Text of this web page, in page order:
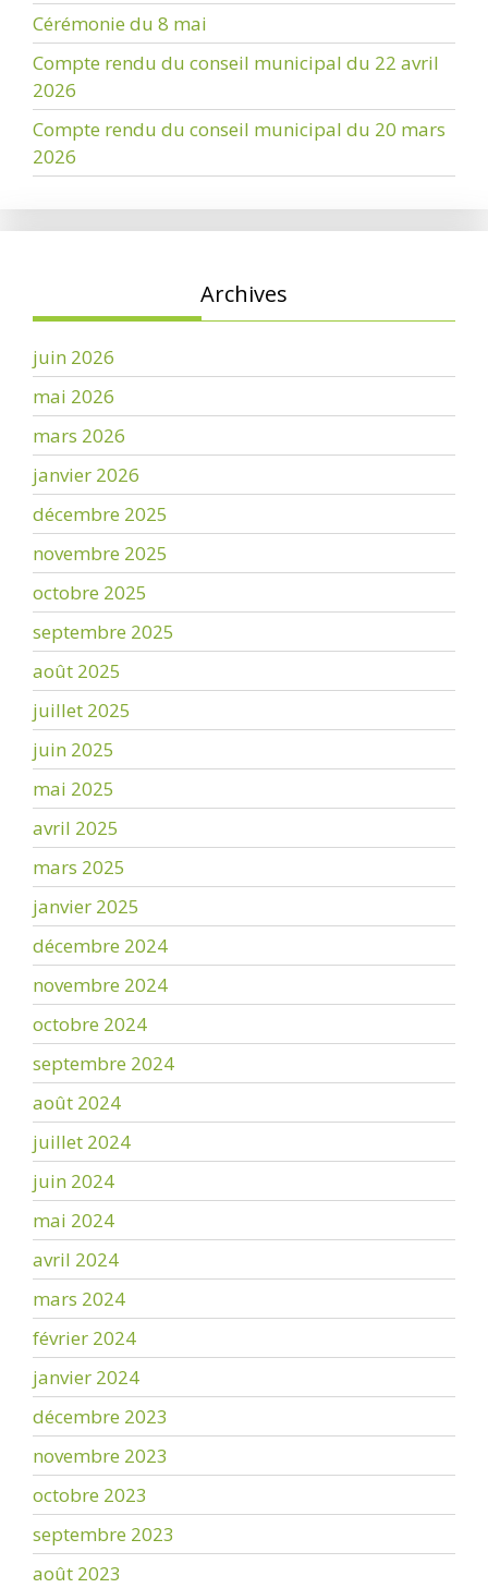
Cérémonie du 8 mai
Compte rendu du conseil municipal du 22 avril
2026
Compte rendu du conseil municipal du 20 mars
2026
Archives
juin 2026
mai 2026
mars 2026
janvier 2026
décembre 2025
novembre 2025
octobre 2025
septembre 2025
août 2025
juillet 2025
juin 2025
mai 2025
avril 2025
mars 2025
janvier 2025
décembre 2024
novembre 2024
octobre 2024
septembre 2024
août 2024
juillet 2024
juin 2024
mai 2024
avril 2024
mars 2024
février 2024
janvier 2024
décembre 2023
novembre 2023
octobre 2023
septembre 2023
août 2023